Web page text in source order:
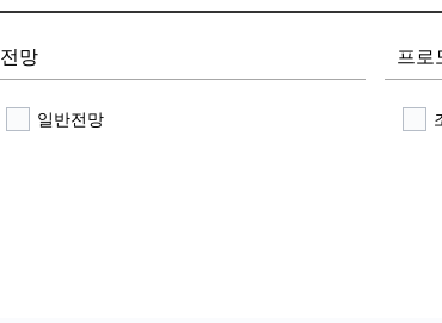
전망
일반전망
프로